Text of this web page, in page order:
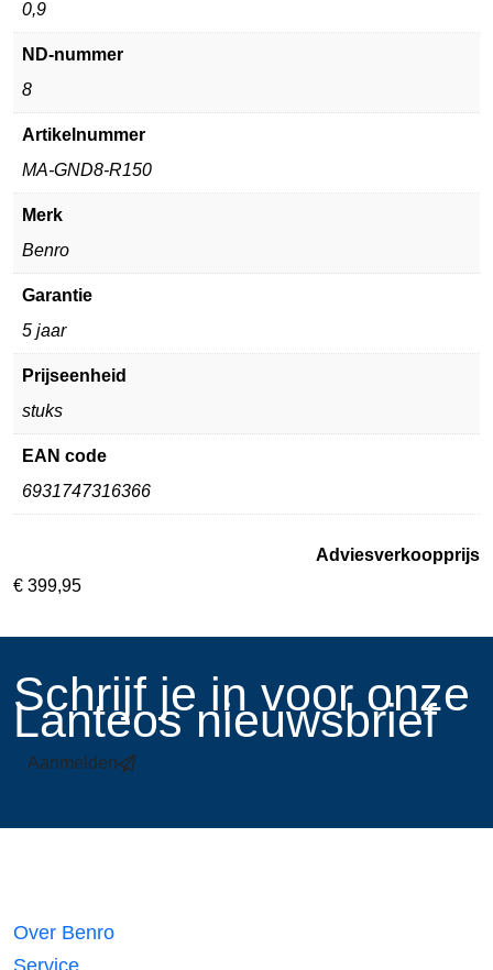
0,9
ND-nummer
8
Artikelnummer
MA-GND8-R150
Merk
Benro
Garantie
5 jaar
Prijseenheid
stuks
EAN code
6931747316366
Adviesverkoopprijs
€ 399,95
​Schrijf je in voor onze
Lanteos nieuwsbrief
Aanmelden
Over Benro